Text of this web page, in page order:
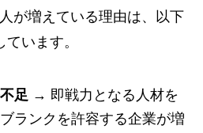
が増えている理由は、以下
います。
足 → 即戦力となる人材を
ランクを許容する企業が増